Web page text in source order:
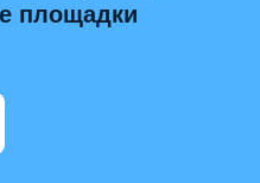
площадки